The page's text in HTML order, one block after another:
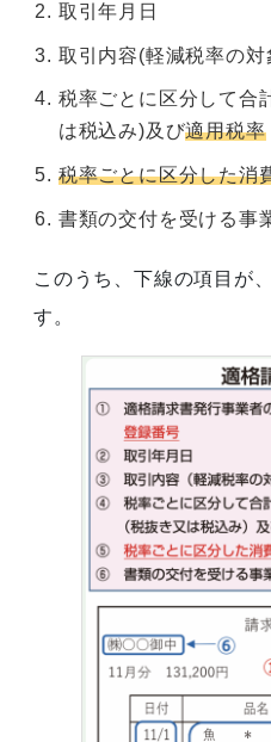
取引年月日
取引内容(軽減税率の
税率ごとに区分して合
は税込み)及び適用税率
税率ごとに区分した消
書類の交付を受ける事
このうち、下線の項目が
す。